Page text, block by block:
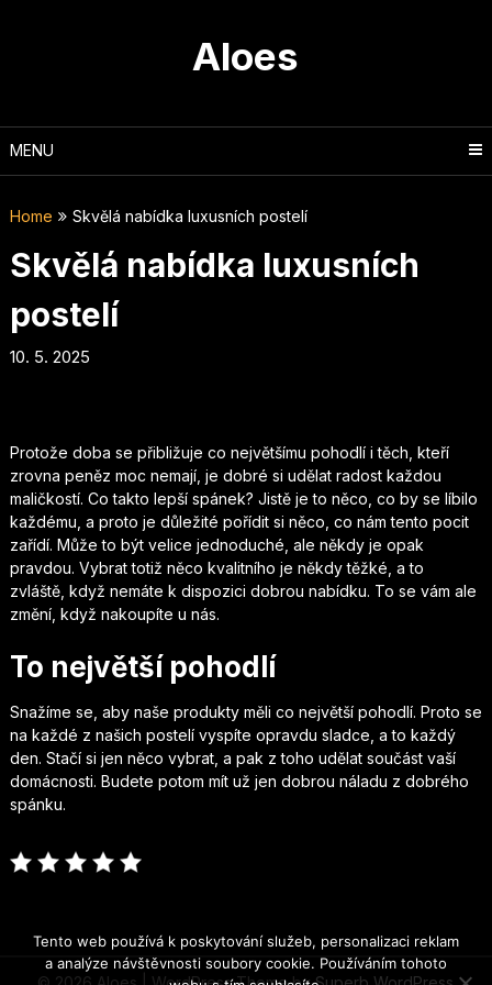
Aloes
MENU
Home Skvělá nabídka luxusních postelí
Skvělá nabídka luxusních
postelí
10. 5. 2025
Protože doba se přibližuje co největšímu pohodlí i těch, kteří
zrovna peněz moc nemají, je dobré si udělat radost každou
maličkostí. Co takto lepší spánek? Jistě je to něco, co by se líbilo
každému, a proto je důležité pořídit si něco, co nám tento pocit
zařídí. Může to být velice jednoduché, ale někdy je opak
pravdou. Vybrat totiž něco kvalitního je někdy těžké, a to
zvláště, když nemáte k dispozici dobrou nabídku. To se vám ale
změní, když nakoupíte u nás.
To největší pohodlí
Snažíme se, aby naše produkty měli co největší pohodlí. Proto se
na každé z našich postelívyspíte opravdu sladce, a to každý
den. Stačí si jen něco vybrat, a pak z toho udělat součást vaší
domácnosti. Budete potom mít už jen dobrou náladu z dobrého
spánku.
Tento web používá k poskytování služeb, personalizaci reklam
a analýze návštěvnosti soubory cookie. Používáním tohoto